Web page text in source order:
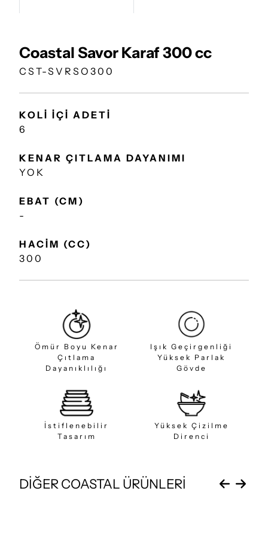
Coastal Savor Karaf 300 cc
CST-SVRSO300
KOLİ İÇİ ADETİ
6
KENAR ÇITLAMA DAYANIMI
YOK
EBAT (CM)
-
HACİM (CC)
300
Ömür Boyu Kenar
Çıtlama
Dayanıklılığı
Işık Geçirgenliği
Yüksek Parlak
Gövde
İstiflenebilir
Tasarım
Yüksek Çizilme
Direnci
DİĞER COASTAL ÜRÜNLERİ